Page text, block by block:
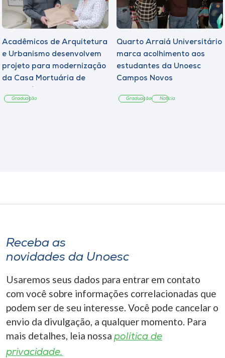
Acadêmicos de Arquitetura
e Urbanismo desenvolvem
projeto para modernização
da Casa Mortuária de
Graduação
Quarto Arraiá Universitário
marca acolhimento aos
estudantes da Unoesc
Campos Novos
Graduação Notícia
Receba as
novidades da Unoesc
Usaremos seus dados para entrar em contato
com você sobre informações correlacionadas que
podem ser de seu interesse. Você pode cancelar o
envio da divulgação, a qualquer momento. Para
mais detalhes, leia nossa política de
privacidade.